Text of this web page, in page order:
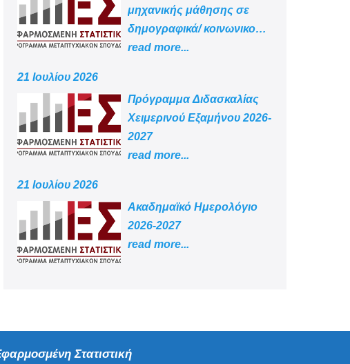
μηχανικής μάθησης σε
δημογραφικά/ κοινωνικο
-οικονομικά δεδομένα
read more...
21 Ιουλίου 2026
Πρόγραμμα Διδασκαλίας
Χειμερινού Εξαμήνου 2026-
2027
read more...
21 Ιουλίου 2026
Aκαδημαϊκό Ημερολόγιο
2026-2027
read more...
Στατιστική